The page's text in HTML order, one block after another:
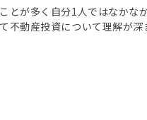
とが多く自分1人ではなか
不動産投資について理解が